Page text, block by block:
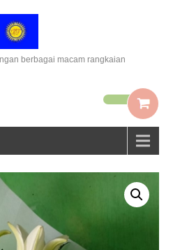
berbagai macam rangkaian